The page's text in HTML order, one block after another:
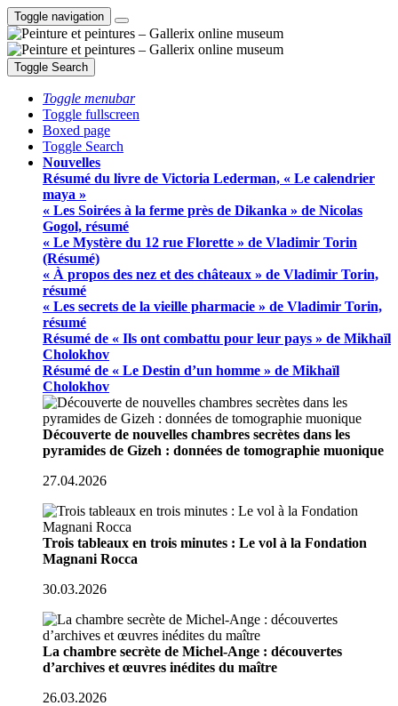
Toggle navigation
Toggle Search
Toggle menubar
Toggle fullscreen
Boxed page
Toggle Search
Nouvelles
Résumé du livre de Victoria Lederman, « Le calendrier
maya »
« Les Soirées à la ferme près de Dikanka » de Nicolas
Gogol, résumé
« Le Mystère du 12 rue Florette » de Vladimir Torin
(Résumé)
« À propos des nez et des châteaux » de Vladimir Torin,
résumé
« Les secrets de la vieille pharmacie » de Vladimir Torin,
résumé
Résumé de « Ils ont combattu pour leur pays » de Mikhaïl
Cholokhov
Résumé de « Le Destin d’un homme » de Mikhaïl
Cholokhov
Découverte de nouvelles chambres secrètes dans les
pyramides de Gizeh : données de tomographie muonique
27.04.2026
Trois tableaux en trois minutes : Le vol à la Fondation
Magnani Rocca
30.03.2026
La chambre secrète de Michel-Ange : découvertes
d’archives et œuvres inédites du maître
26.03.2026